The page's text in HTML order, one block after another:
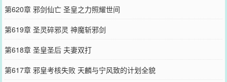
第620章 邪剑仙亡 圣皇之力照耀世间
第619章 圣灵碎邪灵 神魔斩邪剑
第618章 圣皇圣后 夫妻双打
第617章 邪皇考核失败 天麟与宁风致的计划全貌